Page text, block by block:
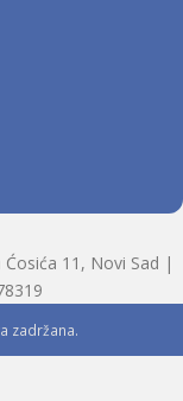
Ćosića 11, Novi Sad |
zadržana.